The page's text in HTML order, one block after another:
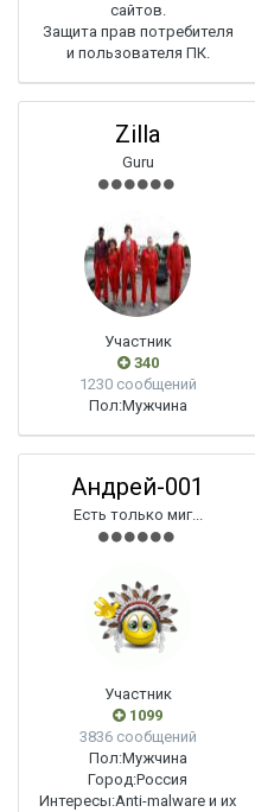
сайтов.
Защита прав потребителя
и пользователя ПК.
Zilla
Guru
Участник
340
1230 сообщений
Пол:Мужчина
Андрей-001
Есть только миг...
Участник
1099
3836 сообщений
Пол:Мужчина
Город:Россия
Интересы:Anti-malware и их